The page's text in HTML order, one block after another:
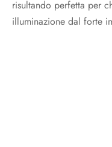
risultando perfetta per
illuminazione dal forte